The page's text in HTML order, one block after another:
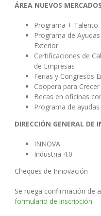
ÁREA NUEVOS MERCADOS
Programa +
Programa de
Exterior
Certificaciones de
de Empresas
Ferias y Congresos
Coopera para Crecer
Becas en oficinas
Programa de
DIRECCIÓN GENERAL DE
INNOVA
Industria 4.0
Cheques de Innovación
Se ruega confirmación de
formulario de inscripción